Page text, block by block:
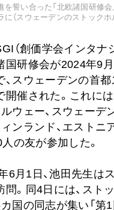
会館
ストア
media
グローバルサイト
イト
PICKS
を誓い合った「北欧諸国研修会
に（スウェーデンのストックホ
（創価学会インタナ
国研修会が2024年9
、スウェーデンの首
開催された。これに
ルウェー、スウェーデ
ィンランド、エストニ
の友が参加した。
6月1日、池田先生は
問。同4日には、スト
国の同志が集い「第